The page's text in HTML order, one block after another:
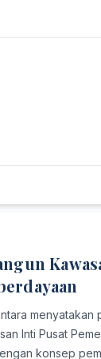
menyatakan
Inti Pusat
konsep